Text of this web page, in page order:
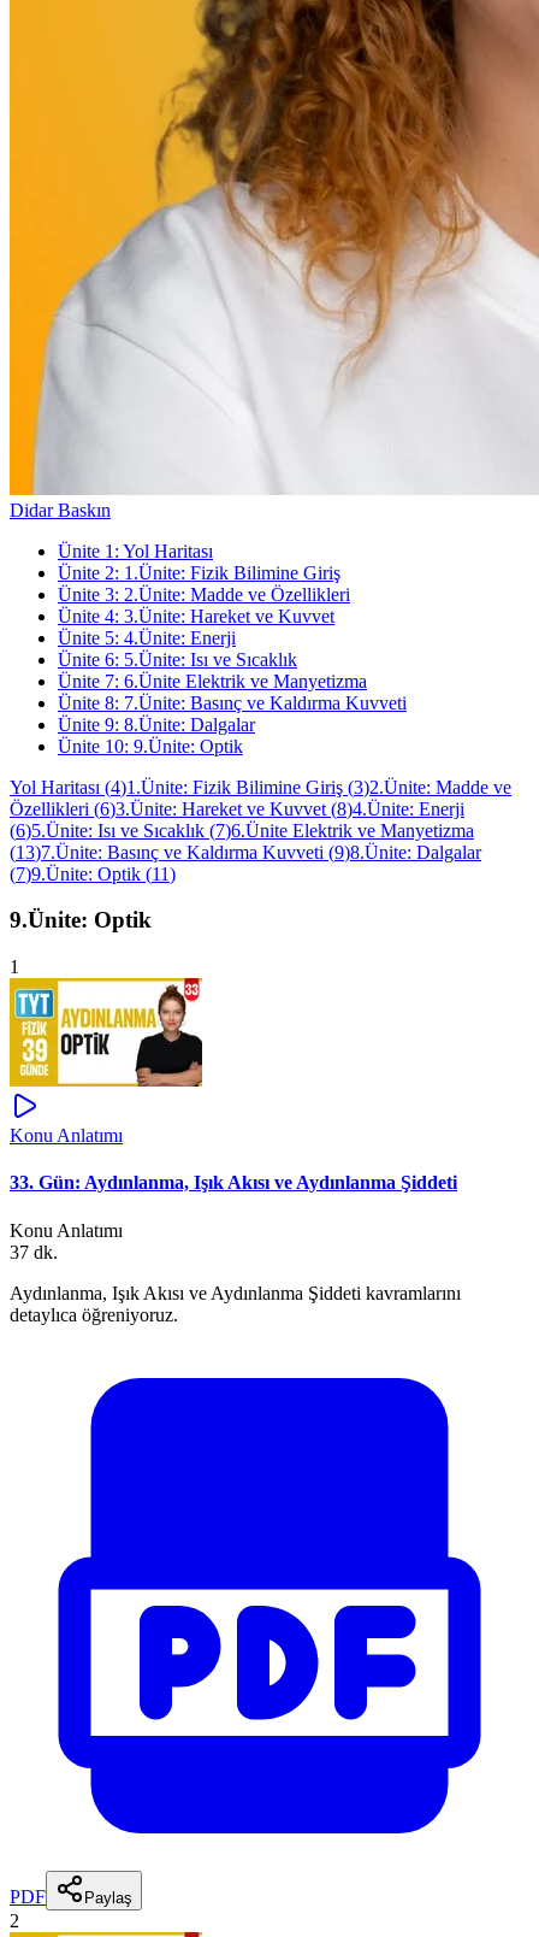
Didar Baskın
Ünite 1 : Yol Haritası
Ünite 2: 1.Ünite: Fizik Bilimine Giriş
Ünite 3: 2.Ünite: Madde ve Özellikleri
Ünite 4: 3.Ünite: Hareket ve Kuvvet
Ünite 5: 4.Ünite: Enerji
Ünite 6: 5.Ünite: Isı ve Sıcaklık
Ünite 7: 6.Ünite Elektrik ve Manyetizma
Ünite 8: 7.Ünite: Basınç ve Kaldırma Kuvveti
Ünite 9: 8.Ünite: Dalgalar
Ünite 10: 9.Ünite: Optik
Yol Haritası (4)1.Ünite: Fizik Bilimine Giriş (3)2.Ünite: Madde ve
Özellikleri (6)3.Ünite: Hareket ve Kuvvet (8)4.Ünite: Enerji
(6)5.Ünite: Isı ve Sıcaklık (7)6.Ünite Elektrik ve Manyetizma
(13)7.Ünite: Basınç ve Kaldırma Kuvveti (9)8.Ünite: Dalgalar
(7)9.Ünite: Optik (11)
9.Ünite: Optik
1
Konu Anlatımı
33. Gün: Aydınlanma, Işık Akısı ve Aydınlanma Şiddeti
Konu Anlatımı
37 dk.
Aydınlanma, Işık Akısı ve Aydınlanma Şiddeti kavramlarını
detaylıca öğreniyoruz.
PDF Paylaş
2